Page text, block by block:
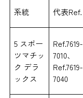
系統
代表Ref.
5 スポー
ツマチッ
ク デラ
ックス
Ref.7619-
7010、
Ref.7619-
7040